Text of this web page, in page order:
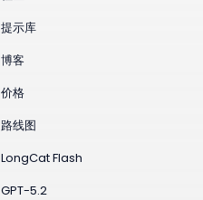
提示库
博客
价格
路线图
LongCat Flash
GPT-5.2